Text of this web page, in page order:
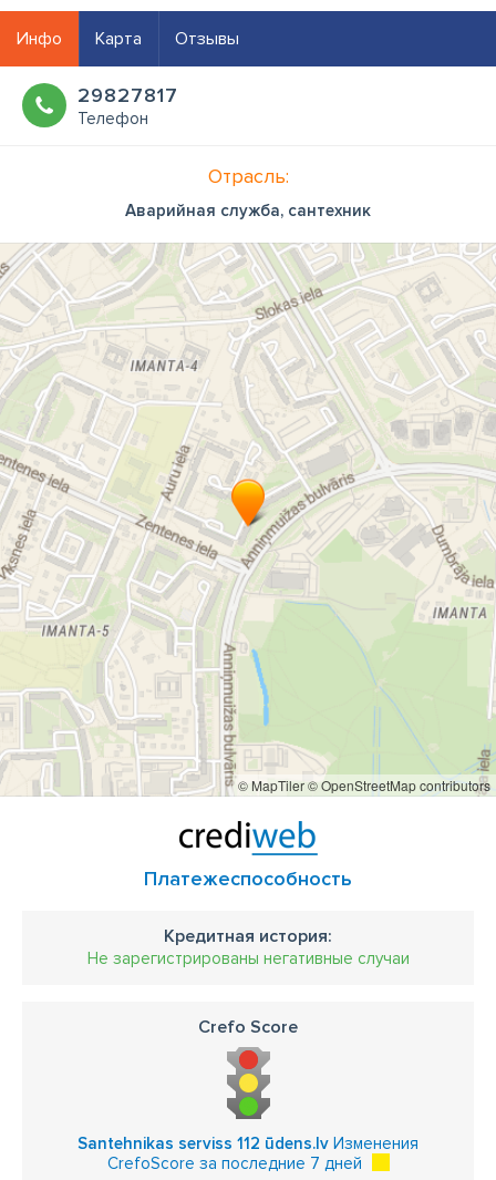
Инфо Карта Отзывы
29827817
Телефон
Отрасль:
Аварийная служба, сантехник
© MapTiler© OpenStreetMap contributors
Платежеспособность
Кредитная история:
Не зарегистрированы негативные случаи
Crefo Score
Santehnikas serviss 112 ūdens.lv Изменения
CrefoScore за последние 7 дней